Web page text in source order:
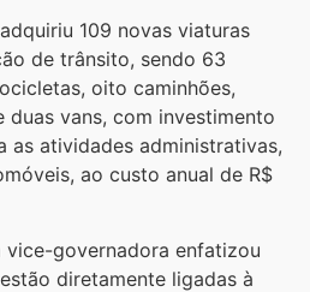
109 novas viaturas
de trânsito, sendo 63
oito caminhões,
duas vans, com investimento
as atividades administrativas,
ao custo anual de R$
vice-governadora enfatizou
diretamente ligadas à